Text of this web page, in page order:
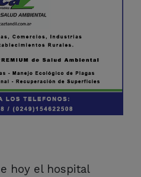
hoy el hospital